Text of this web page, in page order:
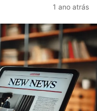
1 ano atrás